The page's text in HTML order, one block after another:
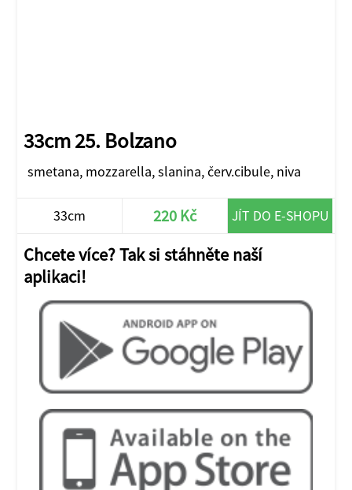
33cm 25. Bolzano
smetana, mozzarella, slanina, červ.cibule, niva
33cm 220 Kč JÍT DO E-SHOPU
Chcete více? Tak si stáhněte naší
aplikaci!